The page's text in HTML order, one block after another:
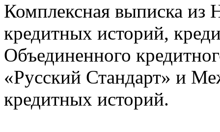
Комплексная выписка из
кредитных историй,
Объединенного
«Русский Стандарт» и
кредитных историй.